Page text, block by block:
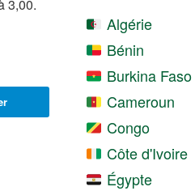
3,00.
Algérie
Bénin
Burkina Faso
Cameroun
Congo
Côte d'Ivoire
Égypte